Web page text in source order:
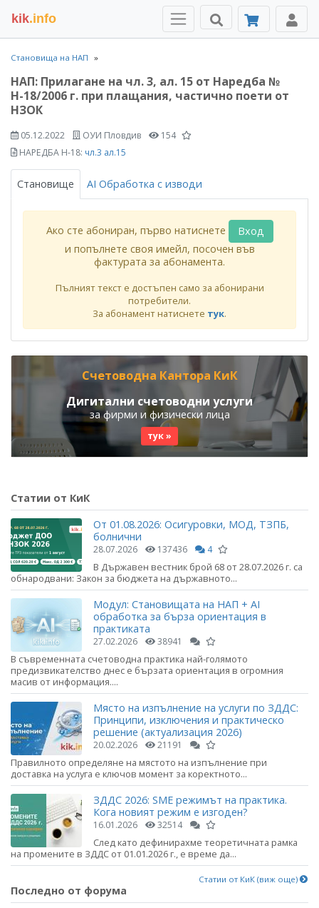
kik.info
Становища на НАП
НАП: Прилагане на чл. 3, ал. 15 от Наредба №
Н-18/2006 г. при плащания, частично поети от
НЗОК
05.12.2022 ОУИ Пловдив
154
НАРЕДБА Н-18: чл.3 ал.15
Становище AI Обработка с изводи
Ако сте абониран, първо натиснете
Вход
и попълнете своя имейл, посочен във
фактурата за абонамента.
Пълният текст е достъпен само за абонирани
потребители.
За абонамент натиснете тук.
Счетоводна Кантора КиК
Дигитални счетоводни услуги
за фирми и физически лица
тук »
Статии от КиК
От 01.08.2026: Осигуровки, МОД, ТЗПБ,
болнични
28.07.2026 137436 4
В Държавен вестник брой 68 от 28.07.2026 г. са
обнародвани: Закон за бюджета на държавното...
Модул: Становищата на НАП + AI
обработка за бърза ориентация в
практиката
27.02.2026 38941
В съвременната счетоводна практика най-голямото
предизвикателство днес е бързата ориентация в огромния
масив от информация....
Място на изпълнение на услуги по ЗДДС:
Принципи, изключения и практическо
решение (актуализация 2026)
20.02.2026 21191
Правилното определяне на мястото на изпълнение при
доставка на услуга е ключов момент за коректното...
ЗДДС 2026: SME режимът на практика.
Кога новият режим е изгоден?
16.01.2026 32514
След като дефинирахме теоретичната рамка
на промените в ЗДДС от 01.01.2026 г., е време да...
Статии от КиК (виж още)
Последно от форума